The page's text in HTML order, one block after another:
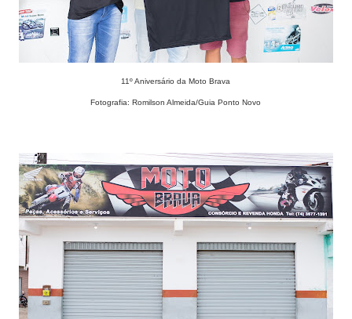
11º Aniversário da Moto Brava
Fotografia: Romilson Almeida/Guia Ponto Novo